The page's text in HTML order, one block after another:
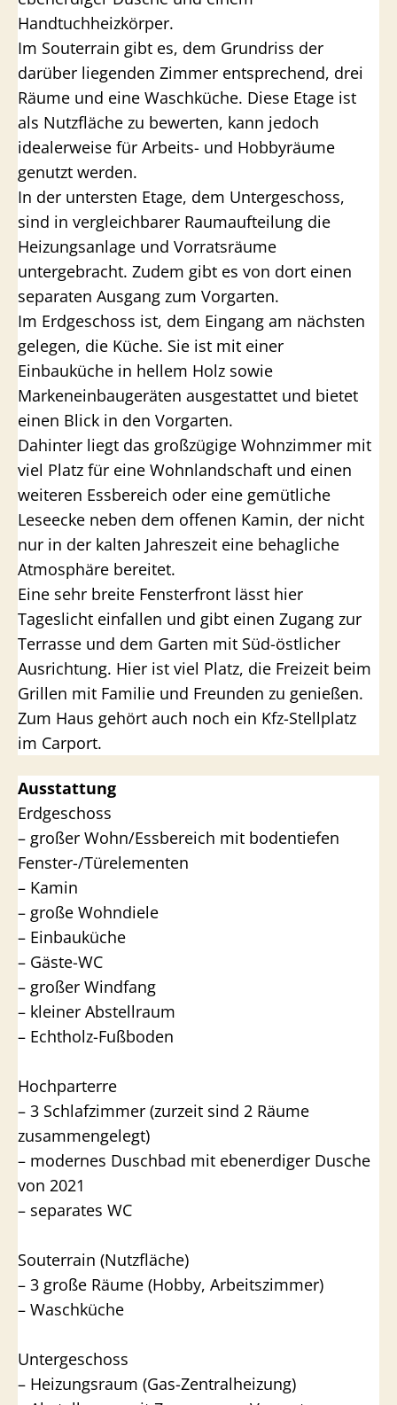
Handtuchheizkörper.
Im Souterrain gibt es, dem Grundriss der
darüber liegenden Zimmer entsprechend, drei
Räume und eine Waschküche. Diese Etage ist
als Nutzfläche zu bewerten, kann jedoch
idealerweise für Arbeits- und Hobbyräume
genutzt werden.
In der untersten Etage, dem Untergeschoss,
sind in vergleichbarer Raumaufteilung die
Heizungsanlage und Vorratsräume
untergebracht. Zudem gibt es von dort einen
separaten Ausgang zum Vorgarten.
Im Erdgeschoss ist, dem Eingang am nächsten
gelegen, die Küche. Sie ist mit einer
Einbauküche in hellem Holz sowie
Markeneinbaugeräten ausgestattet und bietet
einen Blick in den Vorgarten.
Dahinter liegt das großzügige Wohnzimmer mit
viel Platz für eine Wohnlandschaft und einen
weiteren Essbereich oder eine gemütliche
Leseecke neben dem offenen Kamin, der nicht
nur in der kalten Jahreszeit eine behagliche
Atmosphäre bereitet.
Eine sehr breite Fensterfront lässt hier
Tageslicht einfallen und gibt einen Zugang zur
Terrasse und dem Garten mit Süd-östlicher
Ausrichtung. Hier ist viel Platz, die Freizeit beim
Grillen mit Familie und Freunden zu genießen.
Zum Haus gehört auch noch ein Kfz-Stellplatz
im Carport.
Ausstattung
Erdgeschoss
– großer Wohn/Essbereich mit bodentiefen
Fenster-/Türelementen
– Kamin
– große Wohndiele
– Einbauküche
– Gäste-WC
– großer Windfang
– kleiner Abstellraum
– Echtholz-Fußboden
Hochparterre
– 3 Schlafzimmer (zurzeit sind 2 Räume
zusammengelegt)
– modernes Duschbad mit ebenerdiger Dusche
von 2021
– separates WC
Souterrain (Nutzfläche)
– 3 große Räume (Hobby, Arbeitszimmer)
– Waschküche
Untergeschoss
– Heizungsraum (Gas-Zentralheizung)